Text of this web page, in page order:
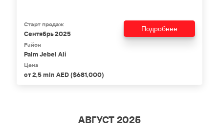
Старт продаж
Сентябрь 2025
Район
Palm Jebel Ali
Цена
от 2,5 mln AED ($681,000)
Подробнее
АВГУСТ 2025